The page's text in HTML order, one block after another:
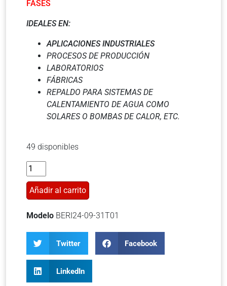
FASES
IDEALES EN:
APLICACIONES INDUSTRIALES
PROCESOS DE PRODUCCIÓN
LABORATORIOS
FÁBRICAS
REPALDO PARA SISTEMAS DE
CALENTAMIENTO DE AGUA COMO
SOLARES O BOMBAS DE CALOR, ETC.
49 disponibles
Añadir al carrito
Modelo BERI24-09-31T01
Twitter Facebook
LinkedIn